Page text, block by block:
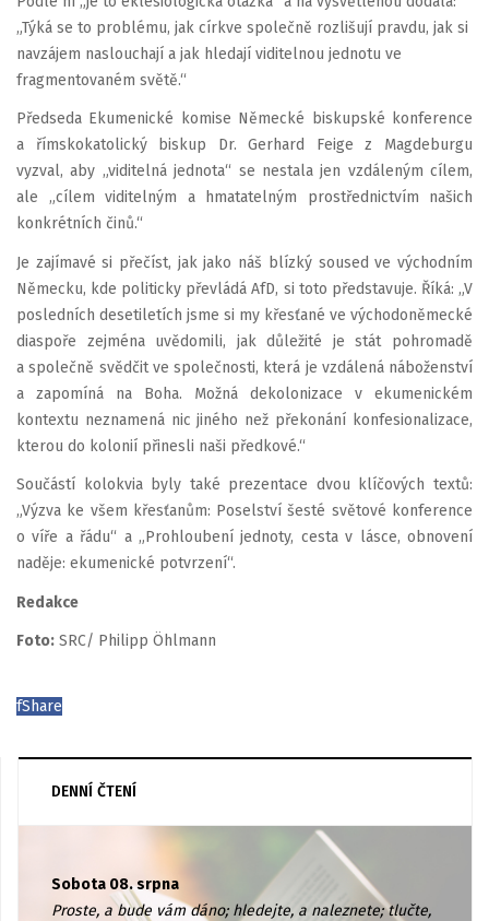
„Týká se to problému, jak církve společně rozlišují pravdu, jak si
navzájem naslouchají a jak hledají viditelnou jednotu ve
fragmentovaném světě.“
Předseda Ekumenické komise Německé biskupské konference
a římskokatolický biskup Dr. Gerhard Feige z Magdeburgu
vyzval, aby „viditelná jednota“ se nestala jen vzdáleným cílem,
ale „cílem viditelným a hmatatelným prostřednictvím našich
konkrétních činů.“
Je zajímavé si přečíst, jak jako náš blízký soused ve východním
Německu, kde politicky převládá AfD, si toto představuje. Říká: „V
posledních desetiletích jsme si my křesťané ve východoněmecké
diaspoře zejména uvědomili, jak důležité je stát pohromadě
a společně svědčit ve společnosti, která je vzdálená náboženství
a zapomíná na Boha. Možná dekolonizace v ekumenickém
kontextu neznamená nic jiného než překonání konfesionalizace,
kterou do kolonií přinesli naši předkové.“
Součástí kolokvia byly také prezentace dvou klíčových textů:
„Výzva ke všem křesťanům: Poselství šesté světové konference
o víře a řádu“ a „Prohloubení jednoty, cesta v lásce, obnovení
naděje: ekumenické potvrzení“.
Redakce
Foto: SRC/ Philipp Öhlmann
fShare
DENNÍ ČTENÍ
Sobota 08. srpna
Proste, a bude vám dáno; hledejte, a naleznete; tlučte,